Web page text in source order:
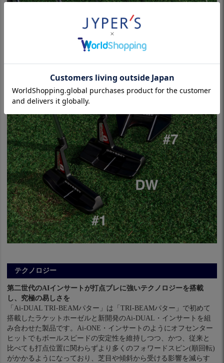
テクノロジー
第二世代のAIインサートが打点ブレに強いテクノロジーを搭載
し、究極の易しさを
「Ai-DUAL TRI-BEAMパター」は「TRI-BEAMパター」で初めて
搭載したラケットホーゼルと新開発のAi-DUAL・インサートを組
み合わせた製品です。Ai-ONE・インサートのようにオフセンター
ヒットでもボールスピードの安定性を維持しつつ、かつ、従来と
比べても打点位置に関わらずより多くのフォワードスピン(順回転)
がかかるようになっており、芝目や傾斜から受ける影響を減らす